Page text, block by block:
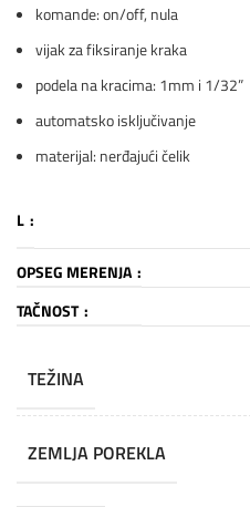
komande: on/off, nula
vijak za fiksiranje kraka
podela na kracima: 1mm i 1/32”
automatsko isključivanje
materijal: nerđajući čelik
L
OPSEG MERENJA
TAČNOST
TEŽINA
ZEMLJA POREKLA